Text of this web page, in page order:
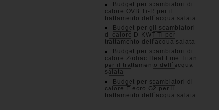
Budget per scambiatori di
calore OVB Ti-R per il
trattamento dell`acqua salata
Budget per gli scambiatori
di calore D-KWT-Ti per
trattamento dell'acqua salata
Budget per scambiatori di
calore Zodiac Heat Line Titan
per il trattamento dell`acqua
salata
Budget per scambiatori di
calore Elecro G2 per il
trattamento dell`acqua salata